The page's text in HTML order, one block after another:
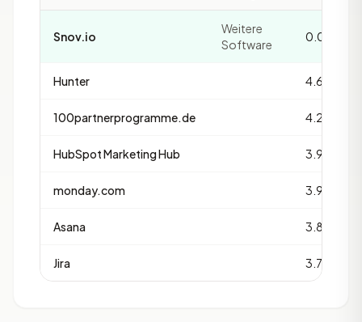
Snov.io
Weitere
Software
0.0
Hunter 4.6
100partnerprogramme.de 4.2
HubSpot Marketing Hub 3.9
monday.com 3.9
Asana 3.8
Jira 3.7